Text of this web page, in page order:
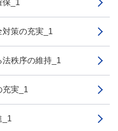
_1
策の充実_1
秩序の維持_1
実_1
_1